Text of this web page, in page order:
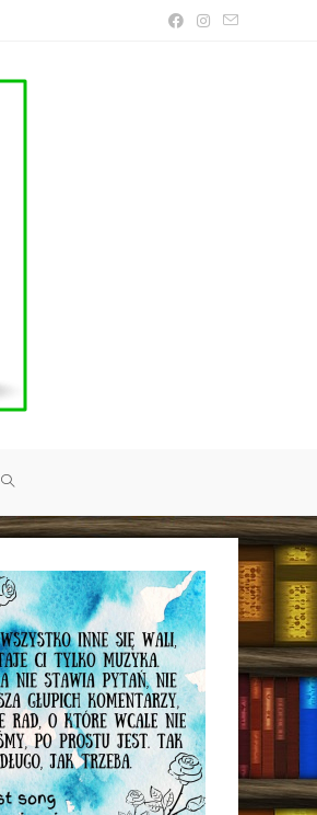
TOGGLE
SEARCH